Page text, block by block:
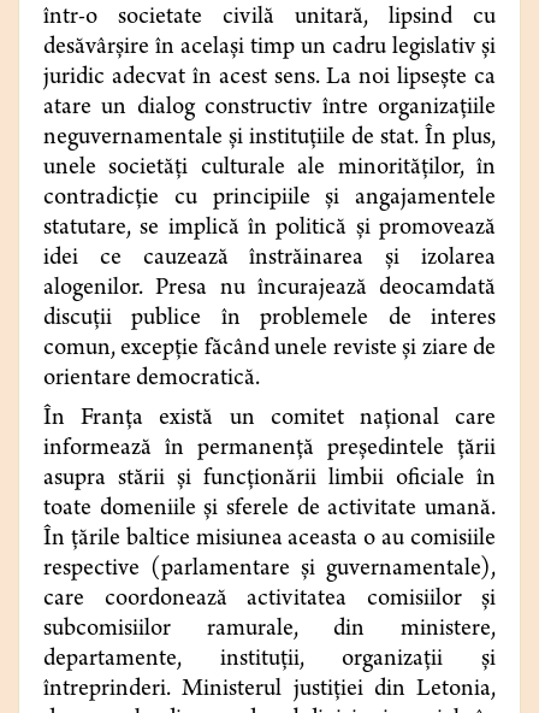
într-o societate civilă unitară, lipsind cu
desăvârşire în acelaşi timp un cadru legislativ şi
juridic adecvat în acest sens. La noi lipseşte ca
atare un dialog constructiv între organizaţiile
neguvernamentale şi instituţiile de stat. În plus,
unele societăţi culturale ale minorităţilor, în
contradicţie cu principiile şi angajamentele
statutare, se implică în politică şi promovează
idei ce cauzează înstrăinarea şi izolarea
alogenilor. Presa nu încurajează deocamdată
discuţii publice în problemele de interes
comun, excepţie făcând unele reviste şi ziare de
orientare democratică.
În Franţa există un comitet naţional care
informează în permanenţă președintele ţării
asupra stării şi funcţionării limbii oficiale în
toate domeniile şi sferele de activitate umană.
În ţările baltice misiunea aceasta o au comisiile
respective (parlamentare şi guvernamentale),
care coordonează activitatea comisiilor şi
subcomisiilor ramurale, din ministere,
departamente, instituţii, organizaţii şi
întreprinderi. Ministerul justiţiei din Letonia,